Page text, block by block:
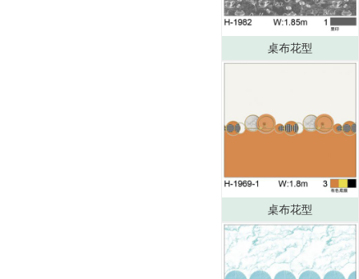
桌布花型
桌布花型